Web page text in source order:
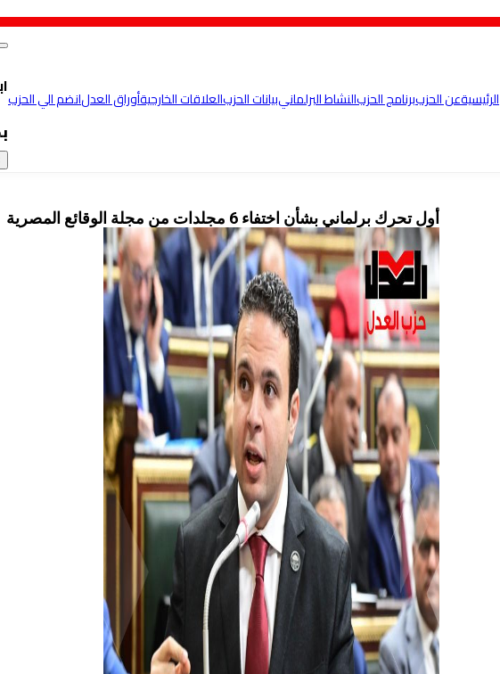
الرئيسيةعن الحزببرنامج الحزبالنشاط البرلمانيبيانات الحزبالعلاقات الخارجيةأوراق العدلانضم الي الحزب
أول تحرك برلماني بشأن اختفاء 6 مجلدات من مجلة الوقائع المصرية